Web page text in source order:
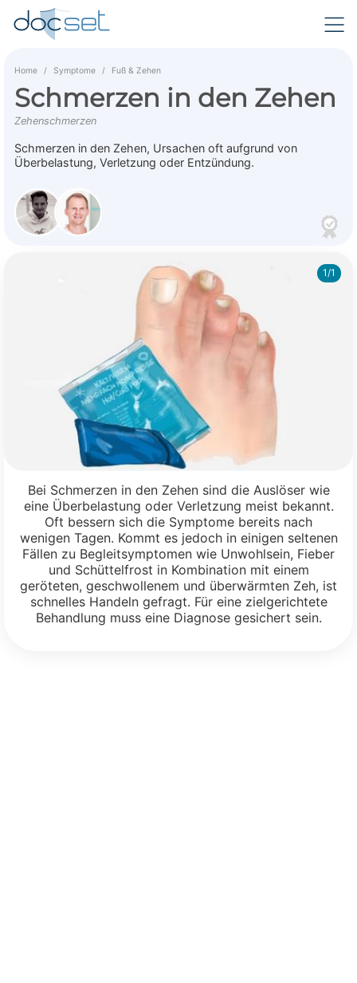
Home Symptome Fuß & Zehen
Schmerzen in den Zehen
Zehenschmerzen
Schmerzen in den Zehen, Ursachen oft aufgrund von
Überbelastung, Verletzung oder Entzündung.
1/1
Bei Schmerzen in den Zehen sind die Auslöser wie
eine Überbelastung oder Verletzung meist bekannt.
Oft bessern sich die Symptome bereits nach
wenigen Tagen. Kommt es jedoch in einigen seltenen
Fällen zu Begleitsymptomen wie Unwohlsein, Fieber
und Schüttelfrost in Kombination mit einem
geröteten, geschwollenem und überwärmten Zeh, ist
schnelles Handeln gefragt. Für eine zielgerichtete
Behandlung muss eine Diagnose gesichert sein.